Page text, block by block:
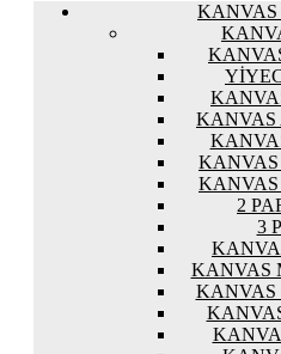
KANVAS
2
3
KANVAS
KANVAS